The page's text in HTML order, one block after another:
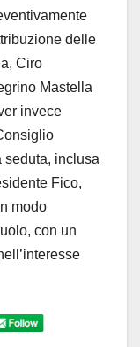
delle
Ciro
Mastella
invece
seduta, inclusa
Fico,
modo
con un